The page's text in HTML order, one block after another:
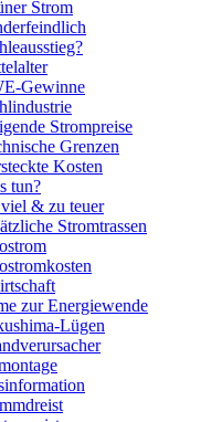
Strom
Gewinne
Strompreise
Grenzen
Kosten
tun?
& zu teuer
Stromtrassen
zur Energiewende
Lügen